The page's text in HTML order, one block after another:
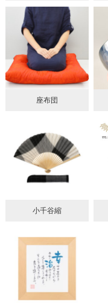
座布団
小千谷縮